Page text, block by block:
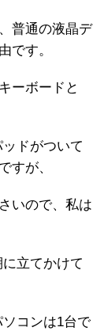
普通の液晶デ
です。
ーボードと
ドがついて
すが、
いので、私は
立てかけて
コンは1台で